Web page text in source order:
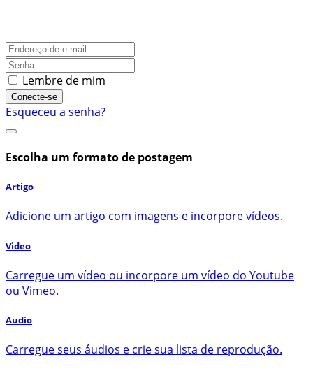
Lembre de mim
Conecte-se
Esqueceu a senha?
Escolha um formato de postagem
Artigo
Adicione um artigo com imagens e incorpore vídeos.
Video
Carregue um vídeo ou incorpore um vídeo do Youtube
ou Vimeo.
Audio
Carregue seus áudios e crie sua lista de reprodução.